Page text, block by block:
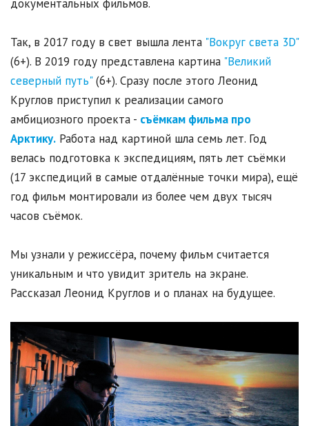
документальных фильмов.
Так, в 2017 году в свет вышла лента "Вокруг света 3D"
(6+). В 2019 году представлена картина "Великий
северный путь"(6+). Сразу после этого Леонид
Круглов приступил к реализации самого
амбициозного проекта - съёмкам фильма про
Арктику. Работа над картиной шла семь лет. Год
велась подготовка к экспедициям, пять лет съёмки
(17 экспедиций в самые отдалённые точки мира), ещё
год фильм монтировали из более чем двух тысяч
часов съёмок.
Мы узнали у режиссёра, почему фильм считается
уникальным и что увидит зритель на экране.
Рассказал Леонид Круглов и о планах на будущее.